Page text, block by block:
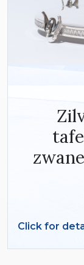
Click for